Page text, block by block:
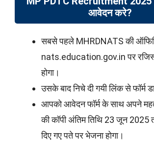
आवेदन करे?
सबसे पहले MHRDNATS की
nats.education.gov.in पर
होगा।
उसके बाद निचे दी गयी लिंक से फॉर्म
आपको आवेदन फॉर्म के साथ अपने
की कॉपी अंतिम तिथि 23 जून 2025
दिए गए पते पर भेजना होगा।